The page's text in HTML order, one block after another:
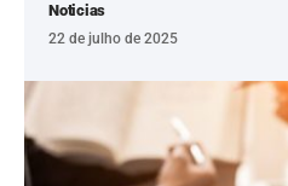
Noticias
22 de julho de 2025